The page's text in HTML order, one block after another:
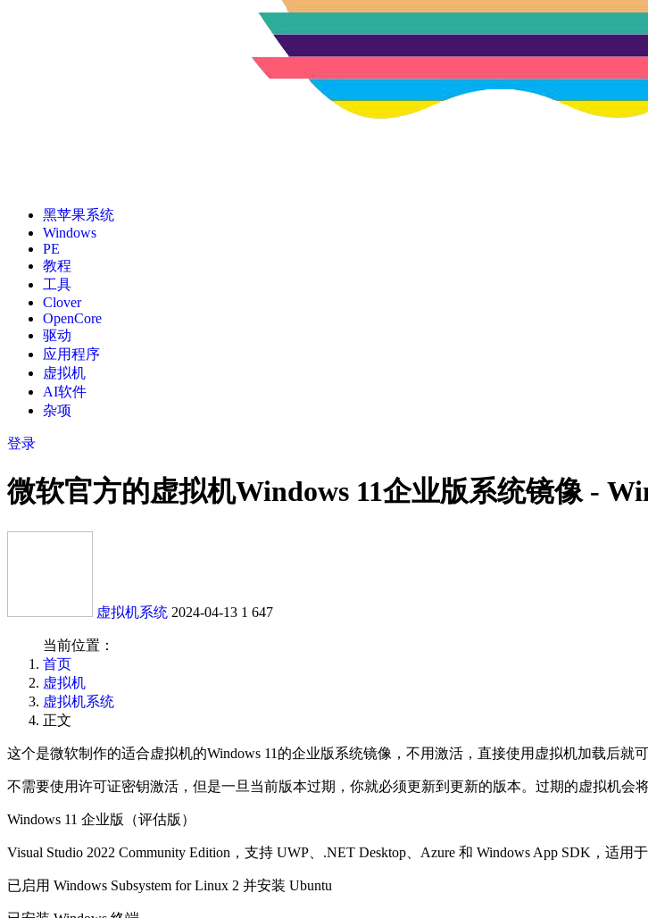
黑苹果系统
Windows
PE
教程
工具
Clover
OpenCore
驱动
应用程序
虚拟机
AI软件
杂项
登录
微软官方的虚拟机Windows 11企业版系统镜像 -
虚拟机系统 2024-04-13 1 647
当前位置：
首页
虚拟机
虚拟机系统
正文
这个是微软制作的适合虚拟机的Windows 11的企业版系统镜像，不用激活，直接使用虚拟机加载后就
不需要使用许可证密钥激活，但是一旦当前版本过期，你就必须更新到更新的版本。过期的虚拟机会
Windows 11 企业版（评估版）
Visual Studio 2022 Community Edition，支持 UWP、.NET Desktop、Azure 和 Windows App SDK，适用
已启用 Windows Subsystem for Linux 2 并安装 Ubuntu